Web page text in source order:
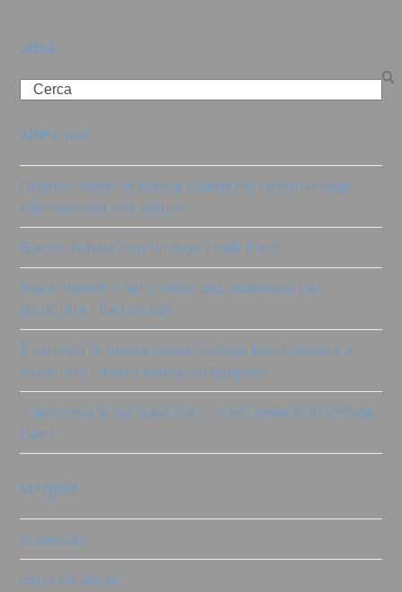
cerca
Search
ultimi post
Organic Vibes: la nuova collezione colori Vintage
Paint ispirata alla natura
Bianco Natale con Vintage chalk Paint
Black Velvet: il nero chalk più misterioso per
ricolorare i tuoi mobili!
È arrivata la nuova Guida Vintage Paint: impara a
ricolorare i mobili senza carteggiare!
Trasforma la tua casa con i colori brillanti di Vintage
Paint
categorie
accessori
carta da parati